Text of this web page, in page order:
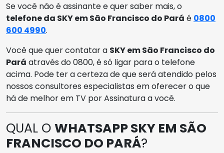
Se você não é assinante e quer saber mais, o
telefone da SKY em São Francisco do Pará é 0800
600 4990.
Você que quer contatar a SKY em São Francisco do
Pará através do 0800, é só ligar para o telefone
acima. Pode ter a certeza de que será atendido pelos
nossos consultores especialistas em oferecer o que
há de melhor em TV por Assinatura a você.
QUAL O WHATSAPP SKY EM SÃO
FRANCISCO DO PARÁ?